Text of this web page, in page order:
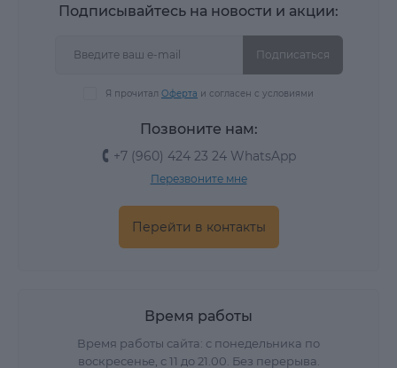
Подписывайтесь на новости и акции:
Подписаться
Я прочитал Оферта и согласен с условиями
Позвоните нам:
+7 (960) 424 23 24 WhatsApp
Перезвоните мне
Перейти в контакты
Время работы
Время работы сайта: с понедельника по
воскресенье, с 11 до 21.00. Без перерыва.